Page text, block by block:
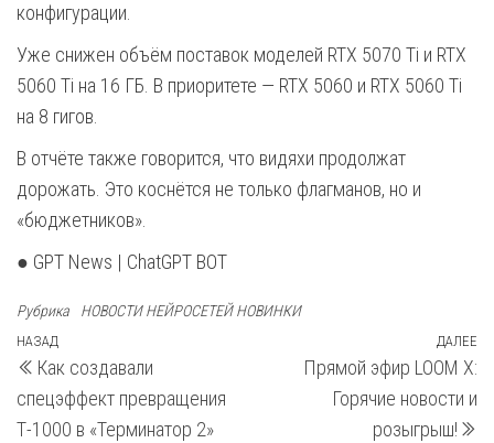
конфигурации.
Уже снижен объём поставок моделей RTX 5070 Ti и RTX
5060 Ti на 16 ГБ. В приоритете — RTX 5060 и RTX 5060 Ti
на 8 гигов.
В отчёте также говорится, что видяхи продолжат
дорожать. Это коснётся не только флагманов, но и
«бюджетников».
● GPT News | ChatGPT BOT
Рубрика НОВОСТИ НЕЙРОСЕТЕЙ НОВИНКИ
Навигация
по
записям
Предыдущая
запись
НАЗАД
Как создавали
спецэффект превращения
Т-1000 в «Терминатор 2»
ДАЛЕЕ
Прямой эфир LOOM X:
Горячие новости и
розыгрыш!